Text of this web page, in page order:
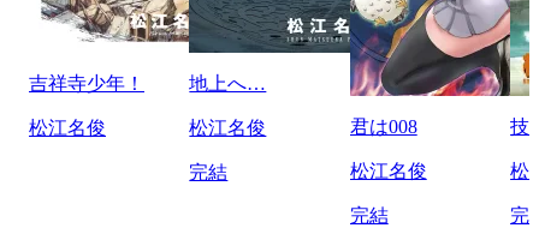
吉祥寺少年！
松江名俊
地上へ…
松江名俊
完結
君は008
松江名俊
完結
技
松
完